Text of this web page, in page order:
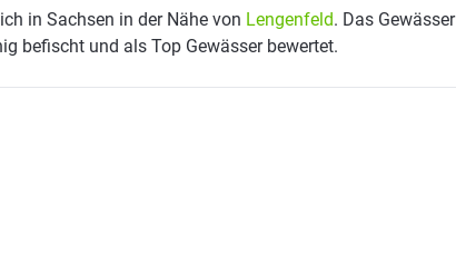
in Sachsen in der Nähe von Lengenfeld. Das Gewässer
befischt und als Top Gewässer bewertet.